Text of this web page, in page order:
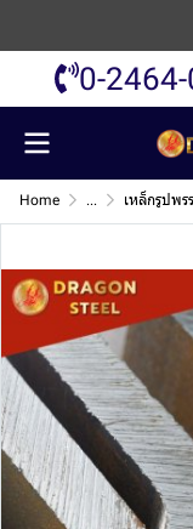
0-
Home ... เหล็กรูปพร